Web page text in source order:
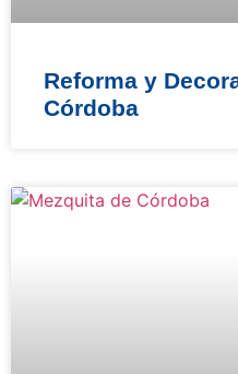
Reforma y
Córdoba